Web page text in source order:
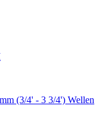
(3/4' - 3 3/4') Wellen